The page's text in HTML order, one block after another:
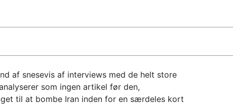
af snesevis af interviews med de helt store
som ingen artikel før den,
til at bombe Iran inden for en særdeles kort